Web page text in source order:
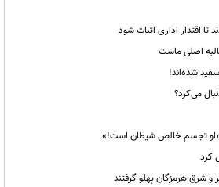
اقتدار اداری اثبات شود
اصلی ماست
شده‌اند!
تجسم خالص شیطان است!»
کرد